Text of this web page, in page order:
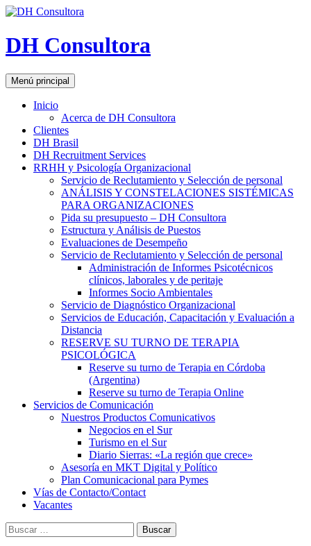
DH Consultora
Buscar
Menú principal
Saltar
al
Inicio
Acerca de DH Consultora
Clientes
DH Brasil
DH Recruitment Services
RRHH y Psicología Organizacional
Servicio de Reclutamiento y Selección de personal
ANÁLISIS Y CONSTELACIONES SISTÉMICAS
PARA ORGANIZACIONES
Pida su presupuesto – DH Consultora
Estructura y Análisis de Puestos
Evaluaciones de Desempeño
Servicio de Reclutamiento y Selección de personal
Administración de Informes Psicotécnicos
clínicos, laborales y de peritaje
Informes Socio Ambientales
Servicio de Diagnóstico Organizacional
Servicios de Educación, Capacitación y Evaluación a
Distancia
RESERVE SU TURNO DE TERAPIA
PSICOLÓGICA
Reserve su turno de Terapia en Córdoba
(Argentina)
Reserve su turno de Terapia Online
Servicios de Comunicación
Nuestros Productos Comunicativos
Negocios en el Sur
Turismo en el Sur
Diario Sierras: «La región que crece»
Asesoría en MKT Digital y Político
Plan Comunicacional para Pymes
Vías de Contacto/Contact
Vacantes
Buscar: